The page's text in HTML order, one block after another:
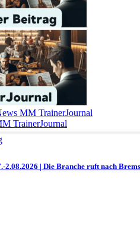
2.08.2026 | Die Branche ruft nach